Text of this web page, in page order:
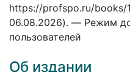
https://profspo.ru/books/
06.08.2026). — Режим
пользователей
Об издании